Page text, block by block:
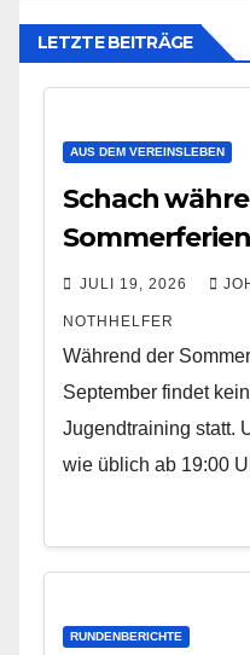
LETZTE BEITRÄGE
AUS DEM VEREINSLEBEN
Schach
Sommerferien
JULI 19, 2026
NOTHHELFER
Während der
September findet
Jugendtraining statt.
wie üblich ab 19:00
RUNDENBERICHTE